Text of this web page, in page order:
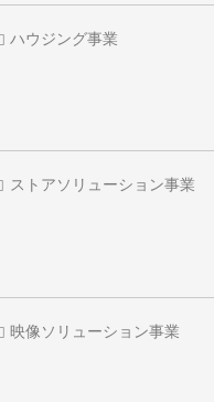
ハウジング事業
ストアソリューション事業
映像ソリューション事業